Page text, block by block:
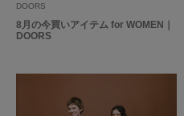
DOORS
8月の今買いアイテム for WOMEN｜
DOORS